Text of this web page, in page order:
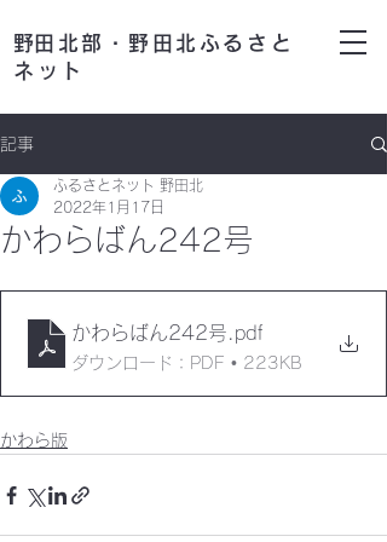
​野田北部・野田北ふるさと
ネット
記事
かわらばん242号
ふるさとネット 野田北
2022年1月17日
かわらばん242号 .pdf
ダウンロード：PDF • 223KB
かわら版